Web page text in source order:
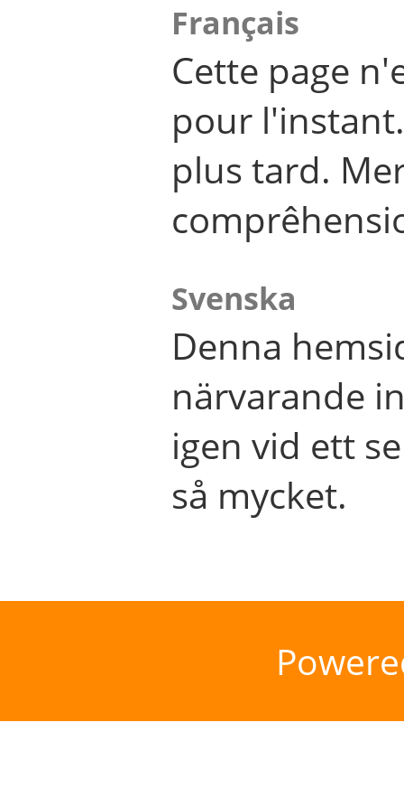
Français
Cette page
pour
plus tard.
Svenska
Denna
närvarande
igen vid ett
så mycket.